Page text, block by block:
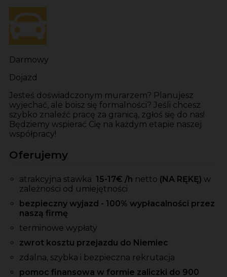
Darmowy
Dojazd
Jesteś doświadczonym murarzem? Planujesz
wyjechać, ale boisz się formalności? Jeśli chcesz
szybko znaleźć pracę za granicą, zgłoś się do nas!
Będziemy wspierać Cię na każdym etapie naszej
współpracy!
Oferujemy
atrakcyjna stawka 15-17€ /h netto (NA RĘKĘ) w
zależności od umiejętności
bezpieczny wyjazd - 100% wypłacalności przez
naszą firmę
terminowe wypłaty
zwrot kosztu przejazdu do Niemiec
zdalna, szybka i bezpieczna rekrutacja
pomoc finansowa w formie zaliczki do 900